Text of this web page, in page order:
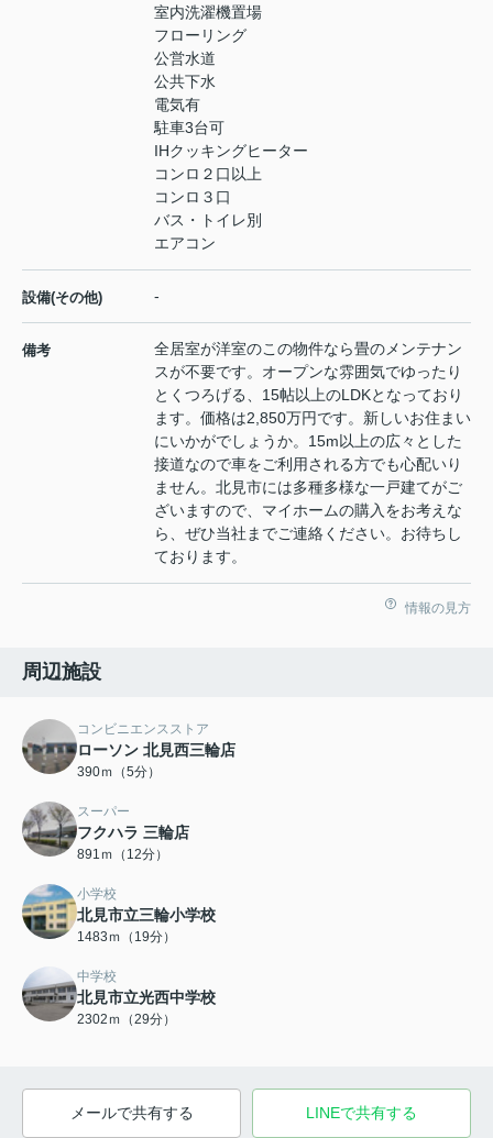
室内洗濯機置場
フローリング
公営水道
公共下水
電気有
駐車3台可
IHクッキングヒーター
コンロ２口以上
コンロ３口
バス・トイレ別
エアコン
設備(その他) -
備考
全居室が洋室のこの物件なら畳のメンテナン
スが不要です。オープンな雰囲気でゆったり
とくつろげる、15帖以上のLDKとなっており
ます。価格は2,850万円です。新しいお住まい
にいかがでしょうか。15m以上の広々とした
接道なので車をご利用される方でも心配いり
ません。北見市には多種多様な一戸建てがご
ざいますので、マイホームの購入をお考えな
ら、ぜひ当社までご連絡ください。お待ちし
ております。
情報の見方
周辺施設
コンビニエンスストア
ローソン 北見西三輪店
390ｍ（5分）
スーパー
フクハラ 三輪店
891ｍ（12分）
小学校
北見市立三輪小学校
1483ｍ（19分）
中学校
北見市立光西中学校
2302ｍ（29分）
メールで共有する LINEで共有する